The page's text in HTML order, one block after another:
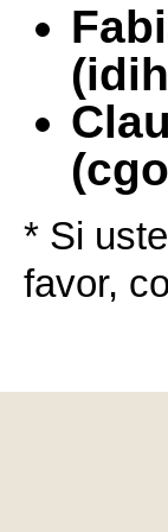
* Si
favor,